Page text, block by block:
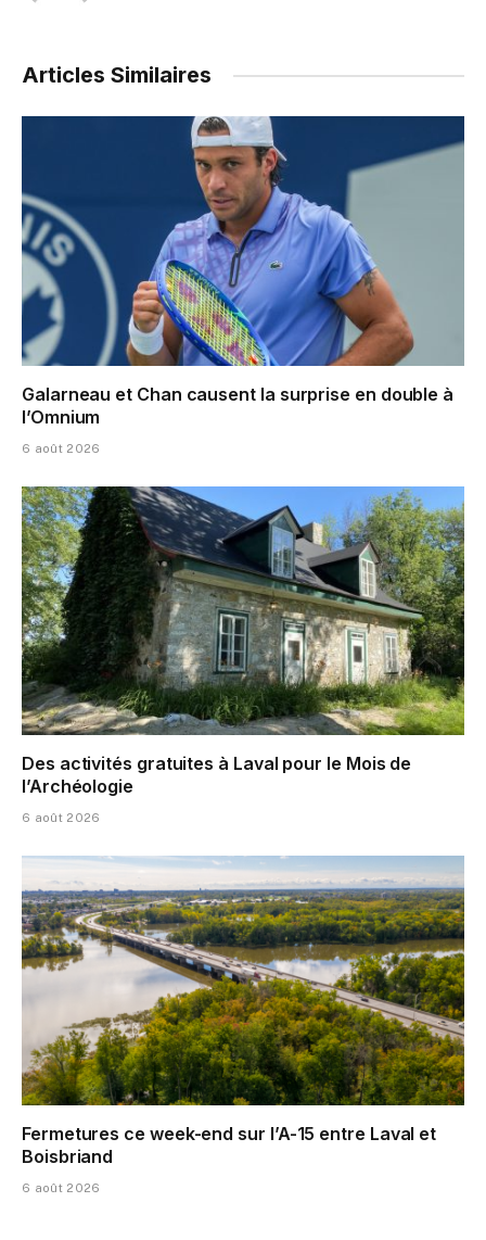
Articles Similaires
Galarneau et Chan causent la surprise en double à
l’Omnium
6 août 2026
Des activités gratuites à Laval pour le Mois de
l’Archéologie
6 août 2026
Fermetures ce week-end sur l’A-15 entre Laval et
Boisbriand
6 août 2026